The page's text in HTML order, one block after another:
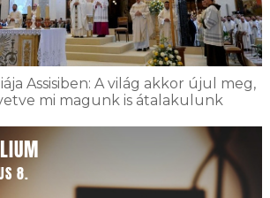
Assisiben: A világ akkor újul meg,
mi magunk is átalakulunk
8.